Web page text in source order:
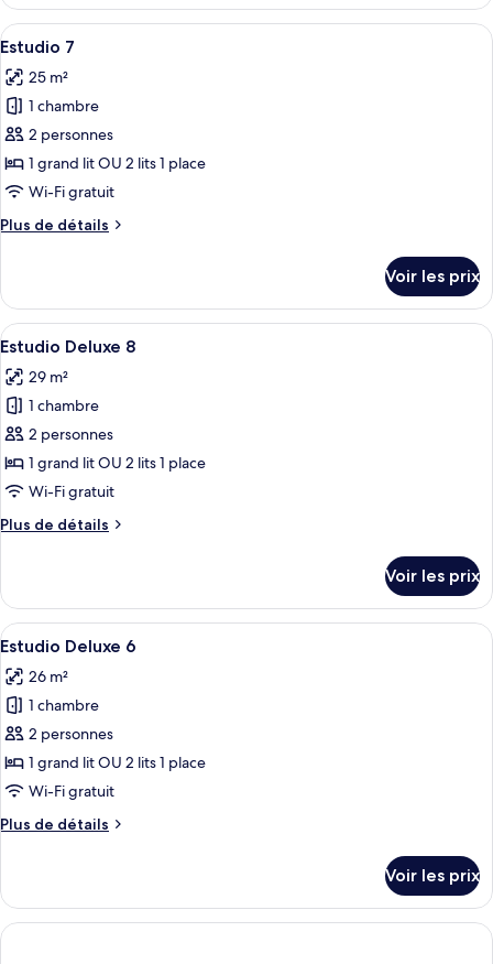
type
de
Estudio
5
Afficher
toutes
les
photos
pour
ce
type
chambre :
Une chambre à coucher avec un lit,
10
Estudio 7
25 m²
1 chambre
2 personnes
1 grand lit OU 2 lits 1 place
Wi-Fi gratuit
Plus de détails
Plus
le
type
de
Estudio
7
Voir les prix
Afficher
toutes
les
photos
pour
ce
type
chambre :
8
Une chambre moderne avec deux
9
Estudio Deluxe 8
29 m²
1 chambre
2 personnes
1 grand lit OU 2 lits 1 place
Wi-Fi gratuit
Plus de détails
Plus
le
type
de
Estudio
Deluxe
8
Voir les prix
Afficher
toutes
les
photos
pour
ce
type
chambre :
6
Une chambre à coucher
10
Estudio Deluxe 6
26 m²
1 chambre
2 personnes
1 grand lit OU 2 lits 1 place
Wi-Fi gratuit
Plus de détails
Plus
le
type
de
Voir les prix